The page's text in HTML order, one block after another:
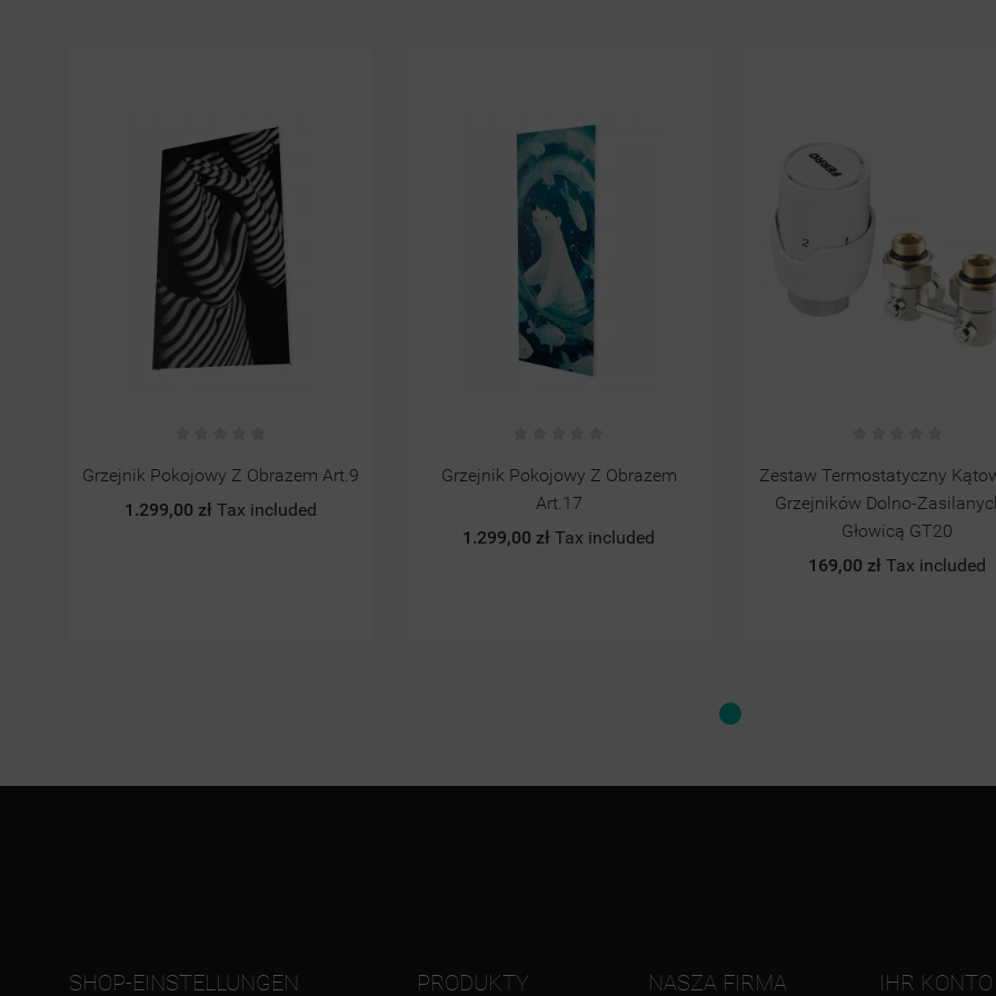
Grzejnik Pokojowy Z Obrazem
Art.17
Zestaw Termostatyczny Kątowy Do
Grzejników Dolno-Zasilanych Z
Głowicą GT20
Bateria Podtynkowa
OMNIRES
798,00 złTax included
SHOP-EINSTELLUNGEN PRODUKTY NASZA FIRMA IHR KONTO